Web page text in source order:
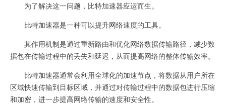
为了解决这一问题，比特加速器应运而生。
比特加速器是一种可以提升网络速度的工具。
其作用机制是通过重新路由和优化网络数据传输路径，减少数
据包在传输过程中的丢失和延迟，从而提高网络的整体传输效率。
比特加速器通常会利用全球化的加速节点，将数据从用户所在
区域快速传输到目标区域，并通过对传输过程中的数据包进行压缩
和加密，进一步提高网络传输的速度和安全性。